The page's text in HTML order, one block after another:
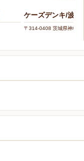
ケーズデンキ/波崎店
〒314-0408 茨城県神栖市